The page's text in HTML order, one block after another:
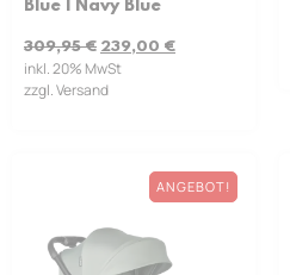
Blue | Navy Blue
309,95€ 239,00 €
inkl. 20% MwSt
zzgl. Versand
ANGEBOT!